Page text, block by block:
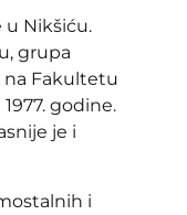
u Nikšiću.
grupa
na Fakultetu
godine.
je i
i